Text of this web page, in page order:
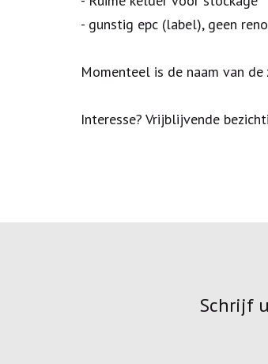
- gunstig epc (label), geen
Momenteel is de naam van de
Interesse? Vrijblijvende
Schrijf